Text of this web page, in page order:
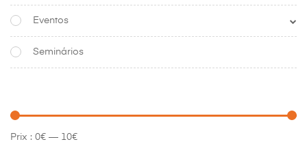
Eventos
Seminários
Prix : 0€ — 10€